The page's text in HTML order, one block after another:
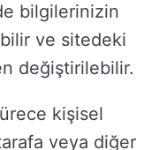
bilgilerinizin
ve sitedeki
değiştirilebilir.
kişisel
veya diğer